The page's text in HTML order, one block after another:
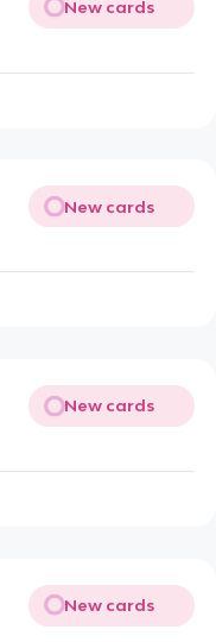
New cards
New cards
New cards
New cards